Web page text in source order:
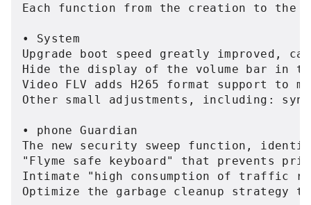
Each function from the creation to
• System
Upgrade boot speed greatly improved,
Hide the display of the volume bar in
Video FLV adds H265 format support to
Other small adjustments, including:
• phone Guardian
The new security sweep function,
"Flyme safe keyboard" that prevents
Intimate "high consumption of traffic
Optimize the garbage cleanup strategy